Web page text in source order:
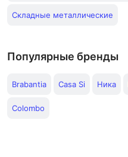
Складные металлические
Популярные бренды
Brabantia Casa Si Ника
Colombo